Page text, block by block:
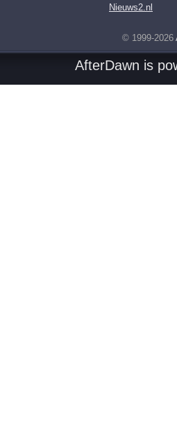
Nieuws2.nl
© 1999-2026
AfterDawn is